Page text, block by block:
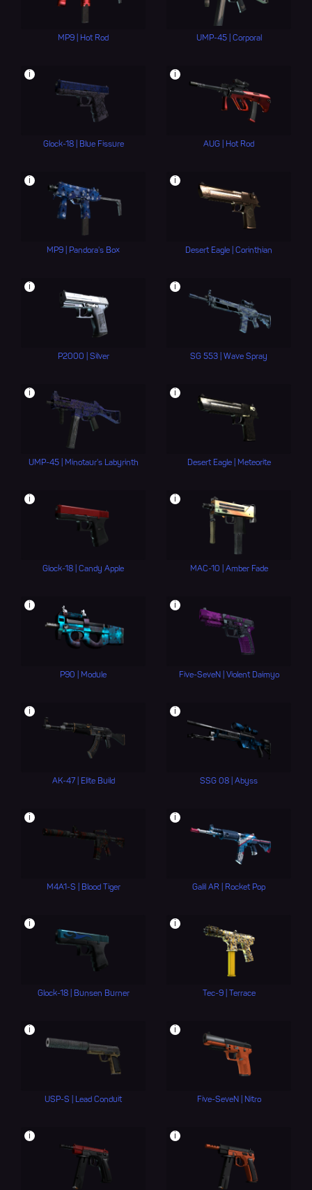
MP9 | Hot Rod UMP-45 | Corporal
i
Glock-18 | Blue Fissure
i
AUG | Hot Rod
i
MP9 | Pandora's Box
i
Desert Eagle | Corinthian
i
P2000 | Silver
i
SG 553 | Wave Spray
i
UMP-45 | Minotaur's Labyrinth
i
Desert Eagle | Meteorite
i
Glock-18 | Candy Apple
i
MAC-10 | Amber Fade
i
P90 | Module
i
Five-SeveN | Violent Daimyo
i
AK-47 | Elite Build
i
SSG 08 | Abyss
i
M4A1-S | Blood Tiger
i
Galil AR | Rocket Pop
i
Glock-18 | Bunsen Burner
i
Tec-9 | Terrace
i
USP-S | Lead Conduit
i
Five-SeveN | Nitro
i i